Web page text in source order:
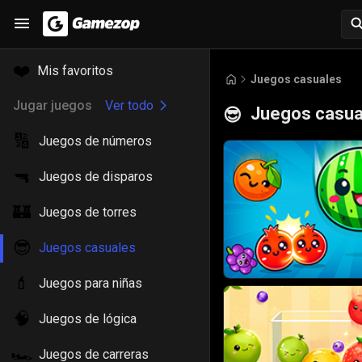
❤️ Mis favoritos
Jugar juegos Ver todo
🔢 Juegos de números
🔫 Juegos de disparos
🏰 Juegos de torres
😎 Juegos casuales
💄 Juegos para niñas
🧠 Juegos de lógica
🏎️ Juegos de carreras
Juegos casuales
😎 Juegos